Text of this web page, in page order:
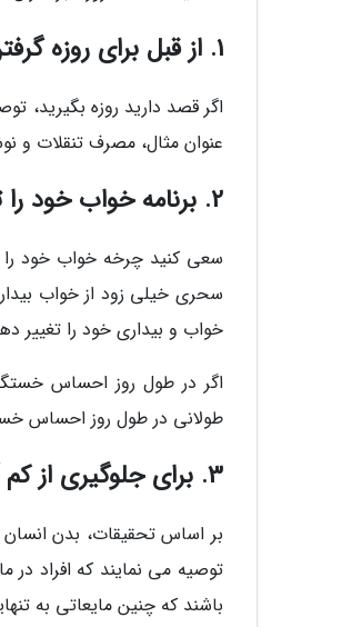
1. از قبل برای روزه گرفتن آماده شوید
اگر قصد دارید روزه بگیرید،
عنوان مثال، مصرف تنقلات و
2. برنامه خواب خود را تنظیم کنید
سعی کنید چرخه خواب خود را
سحری خیلی زود از خواب
خواب و بیداری خود را تغییر
طولانی در طول روز احساس
3. برای جلوگیری از کم آبی بدن آب کافی بنوشید
بر اساس تحقیقات، بدن انسان
باشند که چنین مایعاتی به